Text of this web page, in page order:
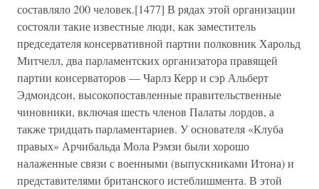
составляло 200 человек.[1477] В рядах этой организации
состояли такие известные люди, как заместитель
председателя консервативной партии полковник Харольд
Митчелл, два парламентских организатора правящей
партии консерваторов — Чарлз Керр и сэр Альберт
Эдмондсон, высокопоставленные правительственные
чиновники, включая шесть членов Палаты лордов, а
также тридцать парламентариев. У основателя «Клуба
правых» Арчибальда Мола Рэмзи были хорошо
налаженные связи с военными (выпускниками Итона) и
представителями британского истеблишмента. В этой